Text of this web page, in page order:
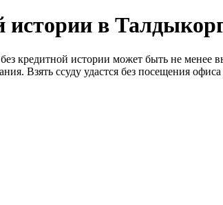
истории в
кредитной истории может быть не
Взять ссуду удастся без посещения